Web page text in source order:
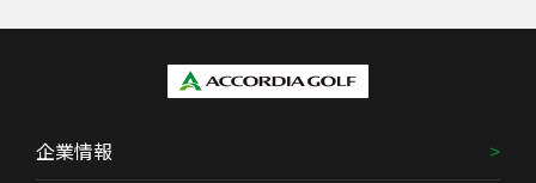
企業情報